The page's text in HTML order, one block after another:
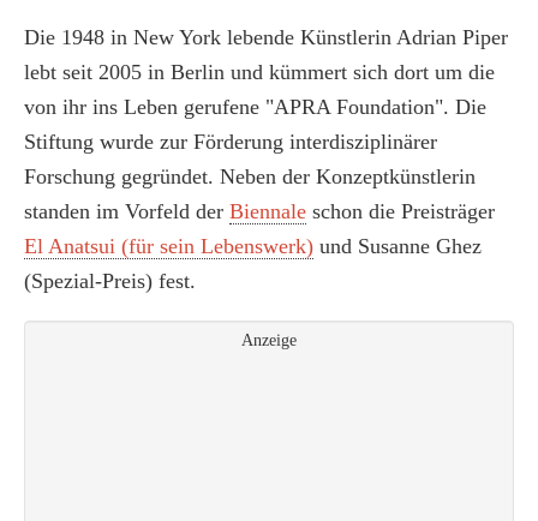
Die 1948 in New York lebende Künstlerin Adrian Piper
lebt seit 2005 in Berlin und kümmert sich dort um die
von ihr ins Leben gerufene "APRA Foundation". Die
Stiftung wurde zur Förderung interdisziplinärer
Forschung gegründet. Neben der Konzeptkünstlerin
standen im Vorfeld der Biennale schon die Preisträger
El Anatsui (für sein Lebenswerk) und Susanne Ghez
(Spezial-Preis) fest.
Anzeige